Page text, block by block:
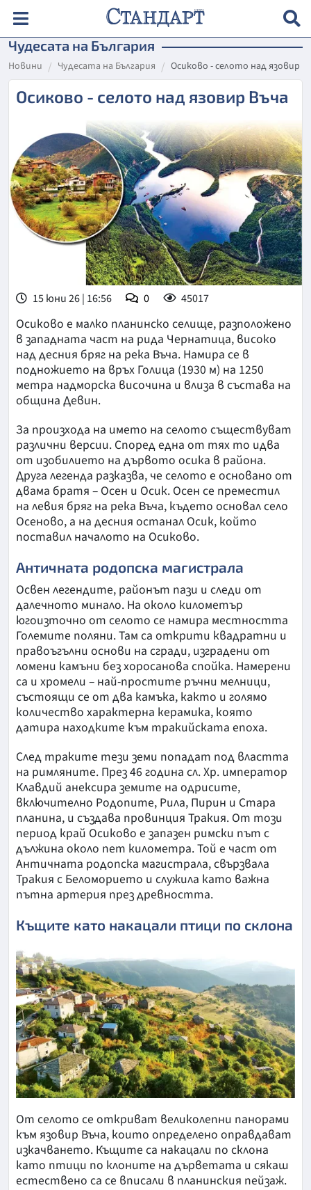
Чудесата на България
Новини Чудесата на България Осиково - селото над язовир
Осиково - селото над язовир Въча
15 юни 26 | 16:56 0 45017
Осиково е малко планинско селище, разположено
в западната част на рида Чернатица, високо
над десния бряг на река Въча. Намира се в
подножието на връх Голица (1930 м) на 1250
метра надморска височина и влиза в състава на
община Девин.
За произхода на името на селото съществуват
различни версии. Според една от тях то идва
от изобилието на дървото осика в района.
Друга легенда разказва, че селото е основано от
двама братя – Осен и Осик. Осен се преместил
на левия бряг на река Въча, където основал село
Осеново, а на десния останал Осик, който
поставил началото на Осиково.
Античната родопска магистрала
Освен легендите, районът пази и следи от
далечното минало. На около километър
югоизточно от селото се намира местността
Големите поляни. Там са открити квадратни и
правоъгълни основи на сгради, изградени от
ломени камъни без хоросанова спойка. Намерени
са и хромели – най-простите ръчни мелници,
състоящи се от два камъка, както и голямо
количество характерна керамика, която
датира находките към тракийската епоха.
След траките тези земи попадат под властта
на римляните. През 46 година сл. Хр. император
Клавдий анексира земите на одрисите,
включително Родопите, Рила, Пирин и Стара
планина, и създава провинция Тракия. От този
период край Осиково е запазен римски път с
дължина около пет километра. Той е част от
Античната родопска магистрала, свързвала
Тракия с Беломорието и служила като важна
пътна артерия през древността.
Къщите като накацали птици по склона
От селото се откриват великолепни панорами
към язовир Въча, които определено оправдават
изкачването. Къщите са накацали по склона
като птици по клоните на дърветата и сякаш
естествено са се вписали в планинския пейзаж.